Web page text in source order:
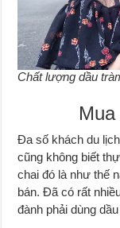
Chất lượng dầu
Đa số khách du
cũng không biết
chai đó là như thế
bán. Đã có rất
đành phải dùng